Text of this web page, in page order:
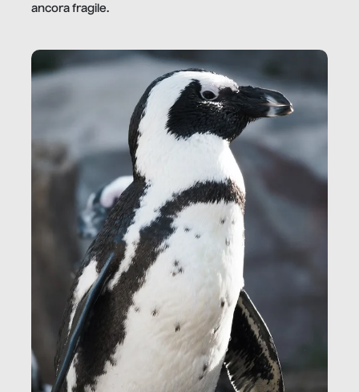
ancora fragile.